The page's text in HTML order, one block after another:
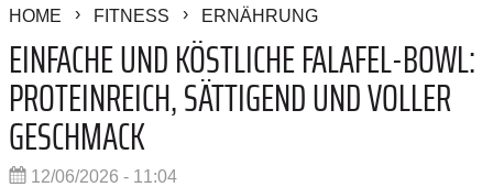
HOME FITNESS ERNÄHRUNG
EINFACHE UND KÖSTLICHE FALAFEL-BOWL:
PROTEINREICH, SÄTTIGEND UND VOLLER
GESCHMACK
12/06/2026 - 11:04